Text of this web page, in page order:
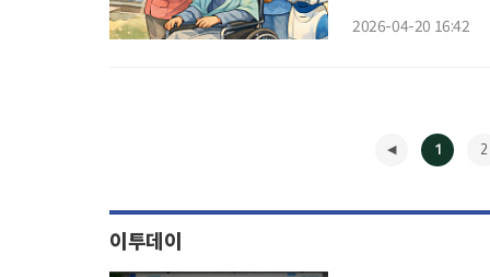
2026-04-20 16:42
1 2
이투데이